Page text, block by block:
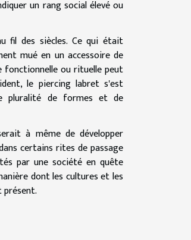
un rang social élevé ou
fil des siècles. Ce qui était
mué en un accessoire de
fonctionnelle ou rituelle peut
le piercing labret s'est
pluralité de formes et de
à même de développer
certains rites de passage
par une société en quête
dont les cultures et les